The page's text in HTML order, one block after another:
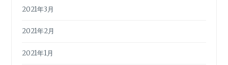
2021年3月
2021年2月
2021年1月